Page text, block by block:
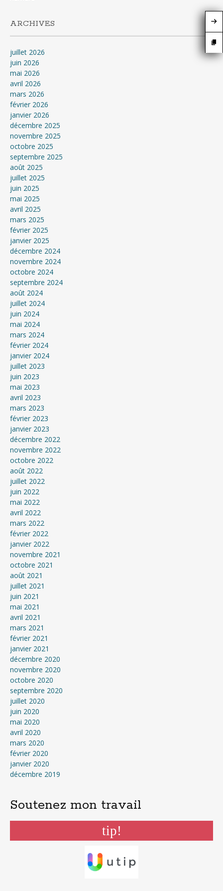
ARCHIVES
juillet 2026
juin 2026
mai 2026
avril 2026
mars 2026
février 2026
janvier 2026
décembre 2025
novembre 2025
octobre 2025
septembre 2025
août 2025
juillet 2025
juin 2025
mai 2025
avril 2025
mars 2025
février 2025
janvier 2025
décembre 2024
novembre 2024
octobre 2024
septembre 2024
août 2024
juillet 2024
juin 2024
mai 2024
mars 2024
février 2024
janvier 2024
juillet 2023
juin 2023
mai 2023
avril 2023
mars 2023
février 2023
janvier 2023
décembre 2022
novembre 2022
octobre 2022
août 2022
juillet 2022
juin 2022
mai 2022
avril 2022
mars 2022
février 2022
janvier 2022
novembre 2021
octobre 2021
août 2021
juillet 2021
juin 2021
mai 2021
avril 2021
mars 2021
février 2021
janvier 2021
décembre 2020
novembre 2020
octobre 2020
septembre 2020
juillet 2020
juin 2020
mai 2020
avril 2020
mars 2020
février 2020
janvier 2020
décembre 2019
Soutenez mon travail
tip!